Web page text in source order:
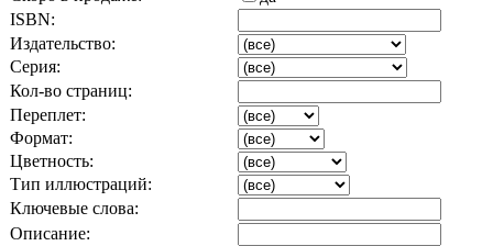
ISBN:
Издательство:
Серия:
Кол-во страниц:
Переплет:
Формат:
Цветность:
Тип иллюстраций:
Ключевые слова:
Описание: